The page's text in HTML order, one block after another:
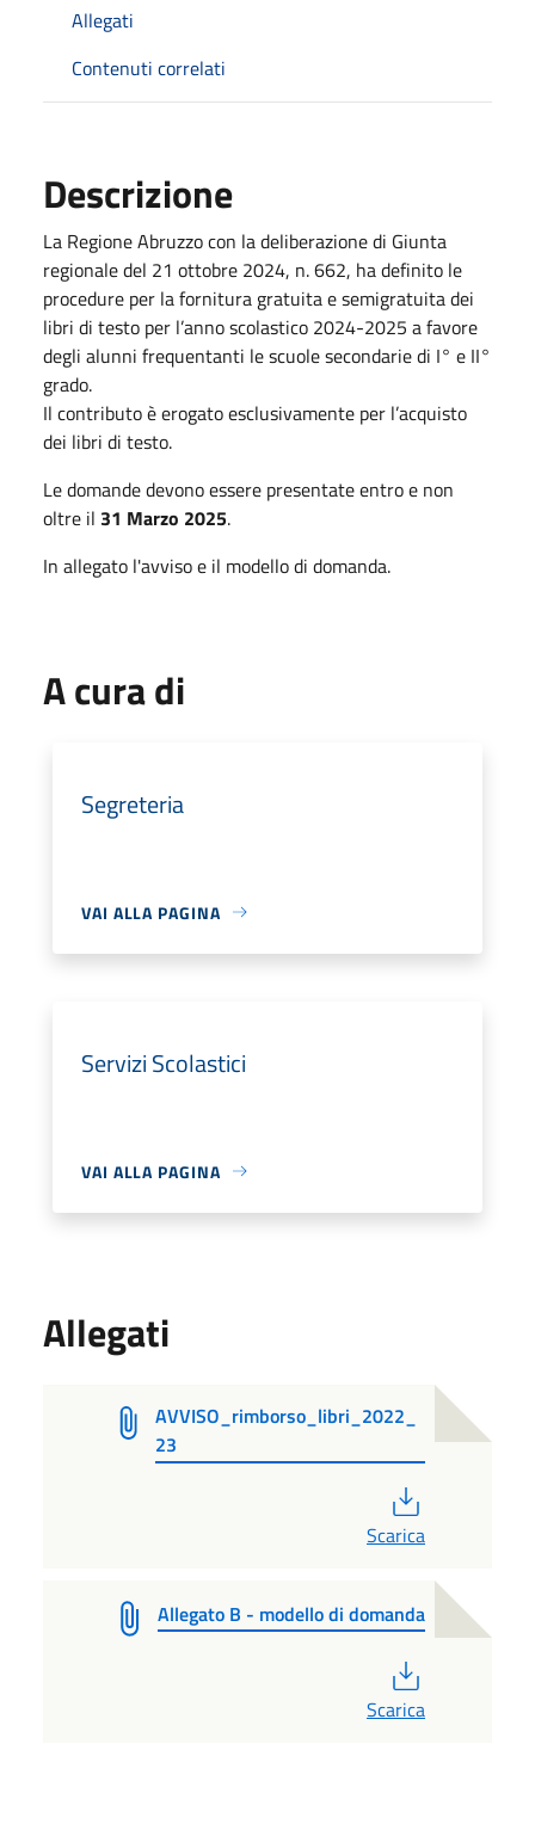
Allegati
Contenuti correlati
Descrizione
La Regione Abruzzo con la deliberazione di Giunta
regionale del 21 ottobre 2024, n. 662, ha definito le
procedure per la fornitura gratuita e semigratuita dei
libri di testo per l’anno scolastico 2024-2025 a favore
degli alunni frequentanti le scuole secondarie di I° e II°
grado.
Il contributo è erogato esclusivamente per l’acquisto
dei libri di testo.
Le domande devono essere presentate entro e non
oltre il 31 Marzo 2025.
In allegato l'avviso e il modello di domanda.
A cura di
Segreteria
VAI ALLA PAGINA
Servizi Scolastici
VAI ALLA PAGINA
Allegati
AVVISO_rimborso_libri_2022_
23
Scarica
Allegato B - modello di domanda
Scarica